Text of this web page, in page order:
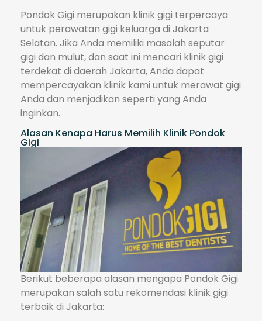
Pondok Gigi merupakan klinik gigi terpercaya
untuk perawatan gigi keluarga di Jakarta
Selatan. Jika Anda memiliki masalah seputar
gigi dan mulut, dan saat ini mencari klinik gigi
terdekat di daerah Jakarta, Anda dapat
mempercayakan klinik kami untuk merawat gigi
Anda dan menjadikan seperti yang Anda
inginkan.
Alasan Kenapa Harus Memilih Klinik Pondok
Gigi
Berikut beberapa alasan mengapa Pondok Gigi
merupakan salah satu rekomendasi klinik gigi
terbaik di Jakarta: